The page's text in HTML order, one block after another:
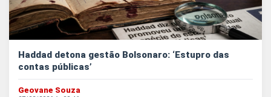
Haddad detona gestão Bolsonaro: ‘Estupro das
contas públicas’
Geovane Souza